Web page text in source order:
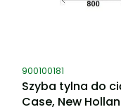
Kod produktu
900100181
Szyba tylna do
Case, New